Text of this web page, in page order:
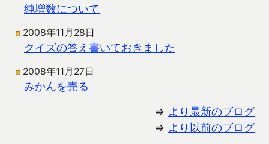
純増数について
2008年11月28日
クイズの答え書いておきました
2008年11月27日
みかんを売る
⇒ より最新のブログ
⇒ より以前のブログ